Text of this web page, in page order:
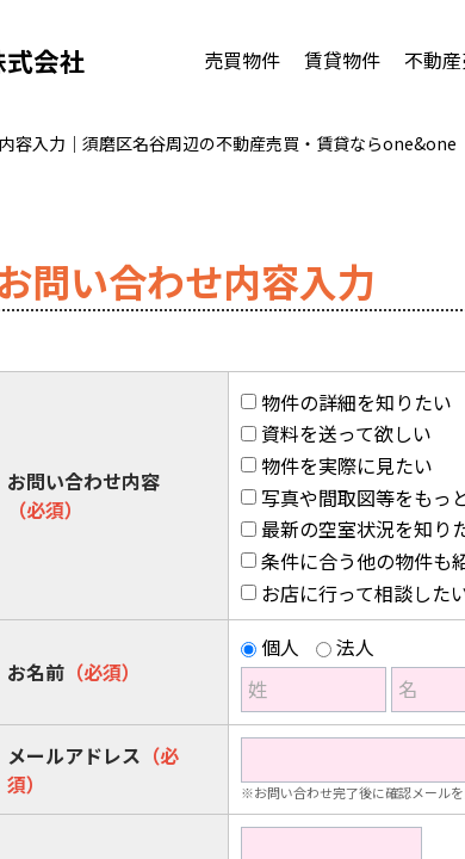
会社 売買物件 賃貸物件 不動
容入力｜須磨区名谷周辺の不動産売買・賃貸なら
問い合わせ内容入力
お問い合わせ内容
（必須）
物件の詳細を知りたい
資料を送って欲しい
物件を実際に見たい
写真や間取図等をもっ
最新の空室状況を知り
条件に合う他の物件も
お店に行って相談した
お名前 （必須）
個人
法人
姓
名
メールアドレス （必
須）
※お問い合わせ完了後に確認メールを